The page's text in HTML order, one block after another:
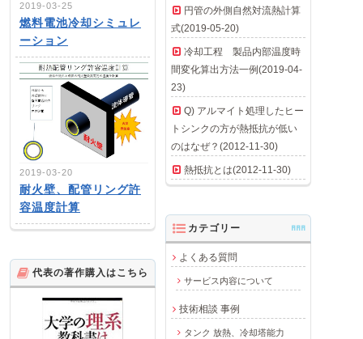
2019-03-25
燃料電池冷却シミュレ
ーション
2019-03-20
耐火壁、配管リング許
容温度計算
円管の外側自然対流熱計算
式(2019-05-20)
冷却工程 製品内部温度時
間変化算出方法一例(2019-04-
23)
Q) アルマイト処理したヒー
トシンクの方が熱抵抗が低い
のはなぜ？(2012-11-30)
熱抵抗とは(2012-11-30)
カテゴリー AAA
よくある質問
サービス内容について
技術相談 事例
タンク 放熱、冷却塔能力
代表の著作購入はこちら